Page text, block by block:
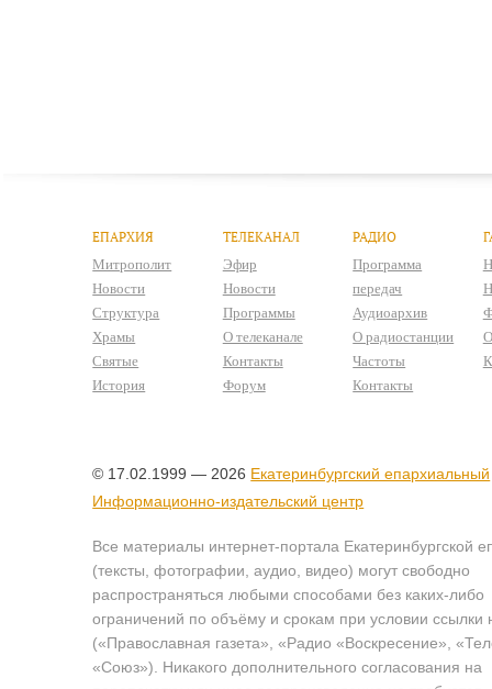
ЕПАРХИЯ
Митрополит
Новости
Структура
Храмы
Святые
История
ТЕЛЕКАНАЛ
Эфир
Новости
Программы
О телеканале
Контакты
Форум
РАДИО
Программа
передач
Аудиоархив
О радиостанции
Частоты
Контакты
© 17.02.1999 — 2026 Екатеринбургский епархиальный
Информационно-издательский центр
Все материалы интернет-портала Екатеринбургской
(тексты, фотографии, аудио, видео) могут свободно
распространяться любыми способами без каких-либо
ограничений по объёму и срокам при условии ссылки
(«Православная газета», «Радио «Воскресение»,
«Союз»). Никакого дополнительного согласования на